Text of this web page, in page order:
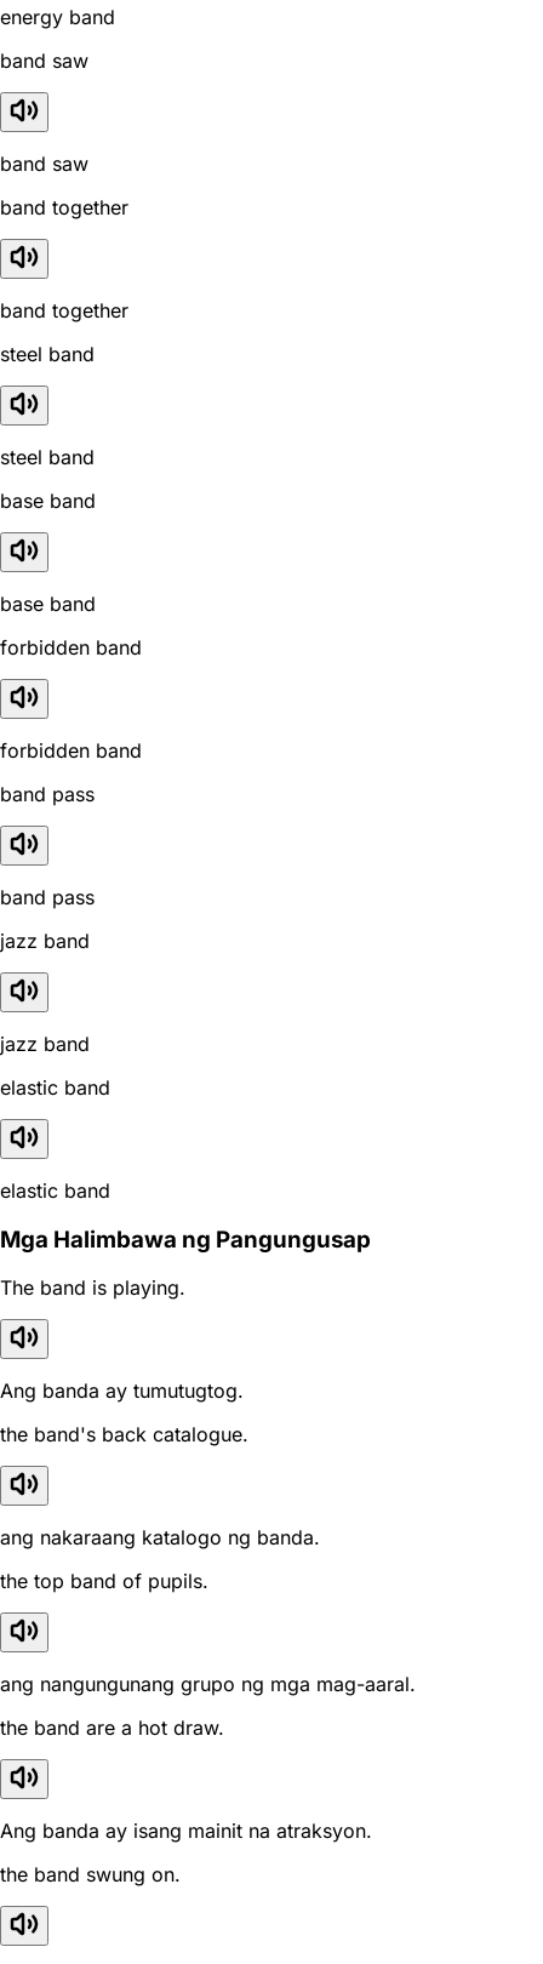
energy band
band saw
band saw
band together
band together
steel band
steel band
base band
base band
forbidden band
forbidden band
band pass
band pass
jazz band
jazz band
elastic band
elastic band
Mga Halimbawa ng Pangungusap
The band is playing.
Ang banda ay tumutugtog.
the band's back catalogue.
ang nakaraang katalogo ng banda.
the top band of pupils.
ang nangungunang grupo ng mga mag-aaral.
the band are a hot draw.
Ang banda ay isang mainit na atraksyon.
the band swung on.